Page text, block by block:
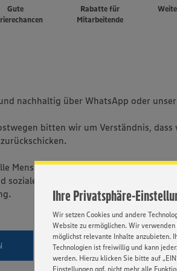
Ihre Privatsphäre-
Wir setzen Cookies und andere
Website zu ermöglichen. Wir
möglichst relevante Inhalte anzubieten.
Technologien ist freiwillig und kann
werden. Hierzu klicken Sie bitte auf
Einstellungen ggf. nicht mehr alle
Gute
Rabatte für
Mitarbeitende
nachhaltig über WhatsApp oder unser
bitten wir um Verständnis, dass
Menschen - unabhängig von
sozialer Herkunft, Behinderung,
PER WHATSAPP